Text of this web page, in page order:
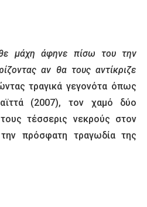
μάχη άφηνε πίσω του την
αν θα τους αντίκριζε
τραγικά γεγονότα όπως
(2007), τον χαμό δύο
τέσσερις νεκρούς στον
πρόσφατη τραγωδία της